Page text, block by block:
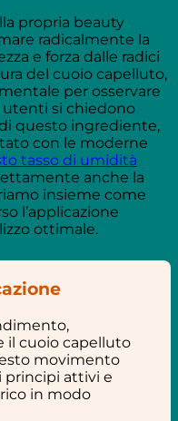
propria beauty
radicalmente la
e forza dalle radici
del cuoio capelluto,
per osservare
si chiedono
questo ingrediente,
con le moderne
tasso di umidità
anche la
insieme come
l’applicazione
ottimale.
il cuoio capelluto
movimento
principi attivi e
in modo